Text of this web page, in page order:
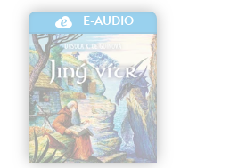
E-AUDIO